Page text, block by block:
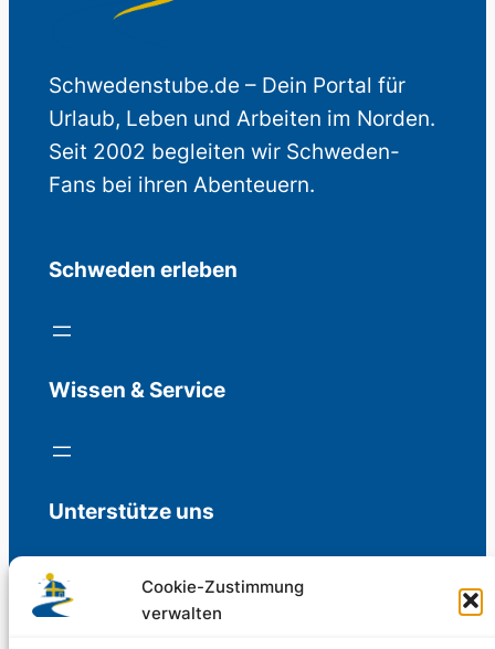
Cookie-Zustimmung
verwalten
Schwedenstube.de – Dein Portal für
Urlaub, Leben und Arbeiten im Norden.
Seit 2002 begleiten wir Schweden-
Fans bei ihren Abenteuern.
Schweden erleben
Wissen & Service
Unterstütze uns
Freiwillige Spenden für die Aufrechterhaltung